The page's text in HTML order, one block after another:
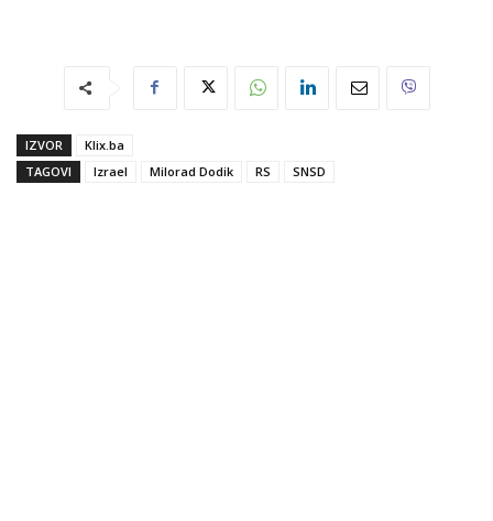
IZVOR
Klix.ba
TAGOVI
Izrael Milorad Dodik RS SNSD